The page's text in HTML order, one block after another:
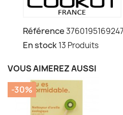
Référence3760195169247
En stock13 Produits
VOUS AIMEREZ AUSSI
-30%